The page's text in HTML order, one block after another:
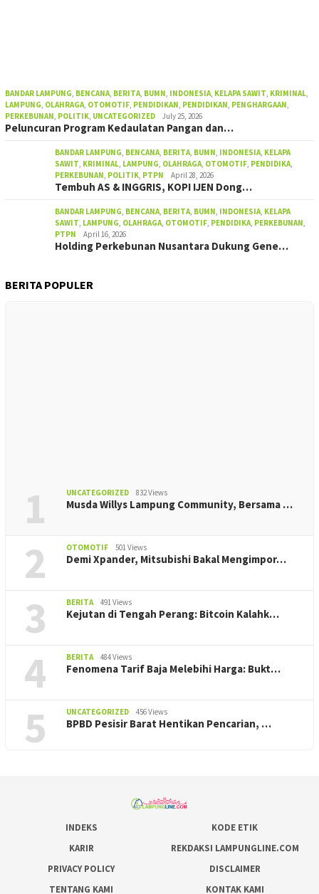
BANDAR LAMPUNG, BENCANA, BERITA, BUMN, INDONESIA, KELAPA SAWIT, KRIMINAL,
LAMPUNG, OLAHRAGA, OTOMOTIF, PENDIDIKAN, PENDIDIKAN, PENGHARGAAN,
PERKEBUNAN, POLITIK, UNCATEGORIZED July 25, 2026
Peluncuran Program Kedaulatan Pangan dan…
BANDAR LAMPUNG, BENCANA, BERITA, BUMN, INDONESIA, KELAPA
SAWIT, KRIMINAL, LAMPUNG, OLAHRAGA, OTOMOTIF, PENDIDIKA,
PERKEBUNAN, POLITIK, PTPN April 28, 2026
Tembuh AS & INGGRIS, KOPI IJEN Dong…
BANDAR LAMPUNG, BENCANA, BERITA, BUMN, INDONESIA, KELAPA
SAWIT, LAMPUNG, OLAHRAGA, OTOMOTIF, PENDIDIKA, PERKEBUNAN,
PTPN
April 16, 2026
Holding Perkebunan Nusantara Dukung Gene…
BERITA POPULER
1 UNCATEGORIZED 832 Views
Musda Willys Lampung Community, Bersama …
2 OTOMOTIF 501 Views
Demi Xpander, Mitsubishi Bakal Mengimpor…
3 BERITA 491 Views
Kejutan di Tengah Perang: Bitcoin Kalahk…
4 BERITA 484 Views
Fenomena Tarif Baja Melebihi Harga: Bukt…
5 UNCATEGORIZED 456 Views
BPBD Pesisir Barat Hentikan Pencarian, ‎…
INDEKS
KODE ETIK
KARIR
REKDAKSI LAMPUNGLINE.COM
PRIVACY POLICY
DISCLAIMER
TENTANG KAMI
KONTAK KAMI